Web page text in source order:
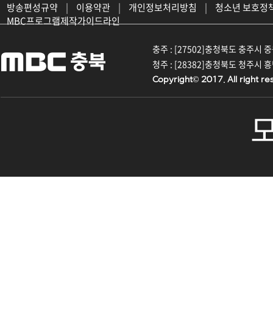
방송편성규약 | 이용약관 | 개인정보처리방침 |
청소년 보호정
MBC프로그램제작가이드라인
충주 : [27502]충청북도 충주시
청주 : [28382]충청북도 청주시
Copyright© 2017. All right